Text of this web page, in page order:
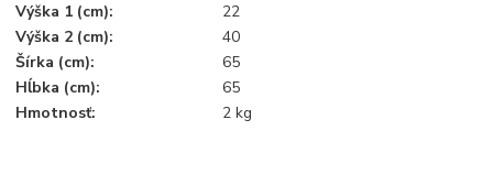
Výška 1 (cm):
22
Výška 2 (cm):
40
Šírka (cm):
65
Hĺbka (cm):
65
Hmotnosť:
2 kg